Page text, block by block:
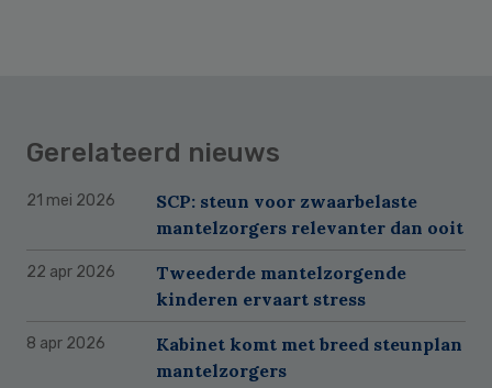
Gerelateerd nieuws
21 mei 2026
SCP: steun voor zwaarbelaste
mantelzorgers relevanter dan ooit
22 apr 2026
Tweederde mantelzorgende
kinderen ervaart stress
8 apr 2026
Kabinet komt met breed steunplan
mantelzorgers